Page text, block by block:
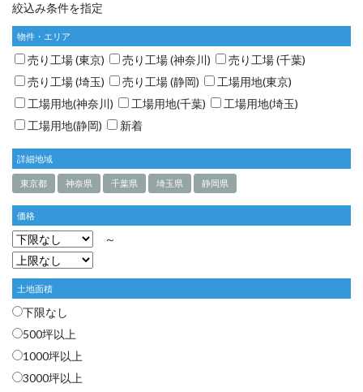
絞込み条件を指定
物件・エリア
売り工場 (東京) 売り工場 (神奈川)
売り工場 (千葉)
売り工場 (埼玉)
売り工場 (静岡)
工場用地(東京)
工場用地(神奈川)
工場用地(千葉)
工場用地(埼玉)
工場用地(静岡)
新着
詳細地域
東京都 神奈県 千葉県 埼玉県 静岡県
価格
～
土地面積
下限なし
500坪以上
1000坪以上
3000坪以上